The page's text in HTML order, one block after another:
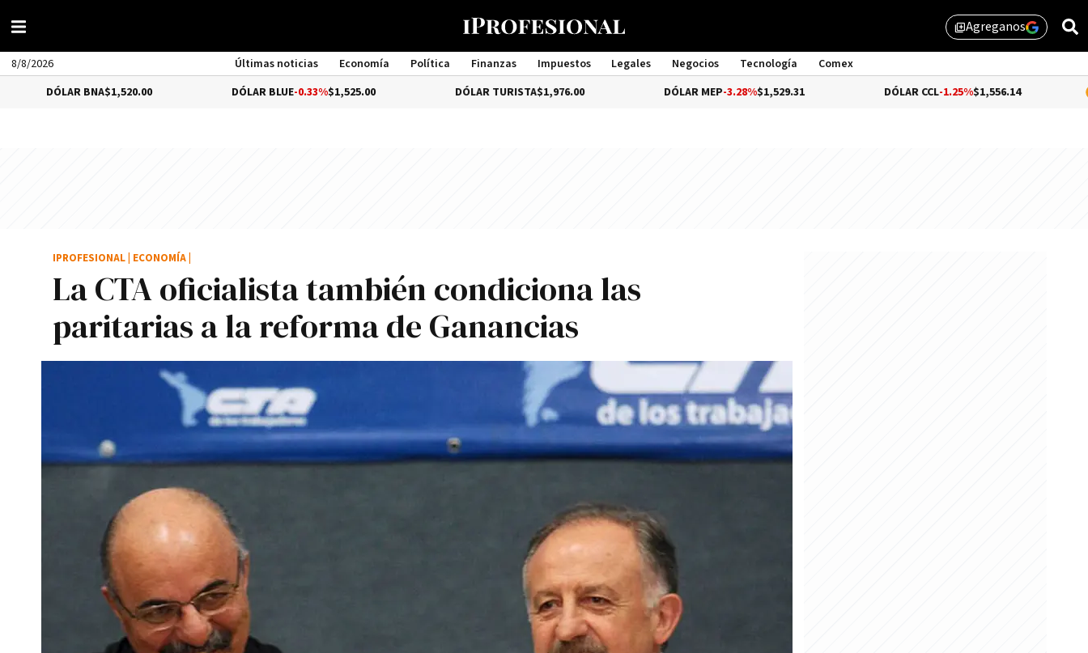
library_addAgreganos
8/8/2026 Últimas noticias Economía Política Finanzas Impuestos Legales Negocios Tecnología
Comex
Management
$1,520.00 DÓLAR BLUE-0.33% $1,525.00 DÓLAR TURISTA$1,976.00 -3.28%$1,529.31 -1.25%$1,556.14
La CTA oficialista también condiciona las
paritarias a la reforma de Ganancias
IPROFESIONAL ECONOMÍA